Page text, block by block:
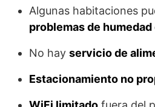
Algunas habitaciones
problemas de
No hay servicio de
Estacionamiento no